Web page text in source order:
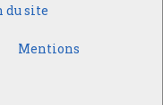
du site
Mentions